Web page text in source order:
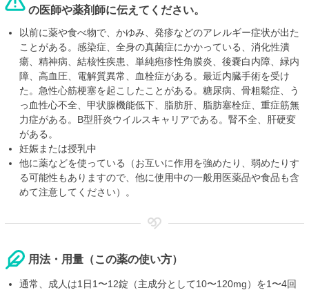
の医師や薬剤師に伝えてください。
以前に薬や食べ物で、かゆみ、発疹などのアレルギー症状が出た
ことがある。感染症、全身の真菌症にかかっている、消化性潰
瘍、精神病、結核性疾患、単純疱疹性角膜炎、後嚢白内障、緑内
障、高血圧、電解質異常、血栓症がある。最近内臓手術を受け
た。急性心筋梗塞を起こしたことがある。糖尿病、骨粗鬆症、う
っ血性心不全、甲状腺機能低下、脂肪肝、脂肪塞栓症、重症筋無
力症がある。B型肝炎ウイルスキャリアである。腎不全、肝硬変
がある。
妊娠または授乳中
他に薬などを使っている（お互いに作用を強めたり、弱めたりす
る可能性もありますので、他に使用中の一般用医薬品や食品も含
めて注意してください）。
用法・用量（この薬の使い方）
通常、成人は1日1〜12錠（主成分として10〜120mg）を1〜4回